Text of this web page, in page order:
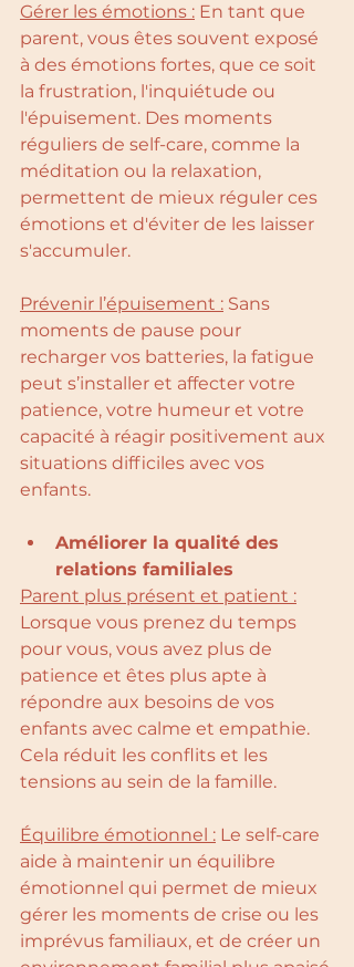
Gérer les émotions : En tant que
parent, vous êtes souvent exposé
à des émotions fortes, que ce soit
la frustration, l'inquiétude ou
l'épuisement. Des moments
réguliers de self-care, comme la
méditation ou la relaxation,
permettent de mieux réguler ces
émotions et d'éviter de les laisser
s'accumuler.
Prévenir l’épuisement : Sans
moments de pause pour
recharger vos batteries, la fatigue
peut s’installer et affecter votre
patience, votre humeur et votre
capacité à réagir positivement aux
situations difficiles avec vos
enfants.
Améliorer la qualité des
relations familiales
Parent plus présent et patient :
Lorsque vous prenez du temps
pour vous, vous avez plus de
patience et êtes plus apte à
répondre aux besoins de vos
enfants avec calme et empathie.
Cela réduit les conflits et les
tensions au sein de la famille.
Équilibre émotionnel : Le self-care
aide à maintenir un équilibre
émotionnel qui permet de mieux
gérer les moments de crise ou les
imprévus familiaux, et de créer un